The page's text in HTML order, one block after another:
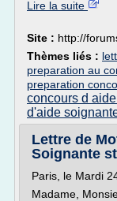
Lire la suite
Site : http://
Thèmes liés :
preparation au
preparation
concours d
d'aide
Lettre de
Soignante
Paris, le Mardi
Madame,